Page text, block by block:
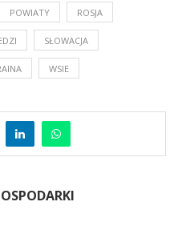
POWIATY ROSJA
SŁOWACJA
WSIE